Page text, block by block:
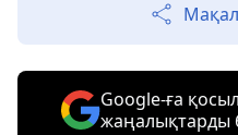
Google-ға
жаңалықтарды